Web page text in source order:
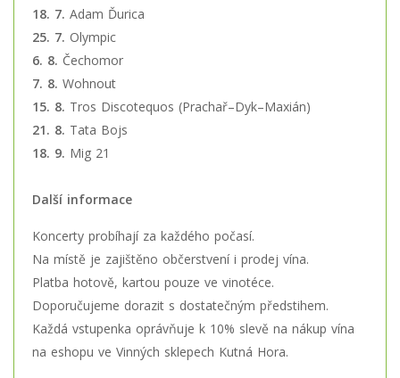
18. 7. Adam Ďurica
25. 7. Olympic
6. 8. Čechomor
7. 8. Wohnout
15. 8. Tros Discotequos (Prachař–Dyk–Maxián)
21. 8. Tata Bojs
18. 9. Mig 21
Další informace
Koncerty probíhají za každého počasí.
Na místě je zajištěno občerstvení i prodej vína.
Platba hotově, kartou pouze ve vinotéce.
Doporučujeme dorazit s dostatečným předstihem.
Každá vstupenka oprávňuje k 10% slevě na nákup vína
na eshopu ve Vinných sklepech Kutná Hora.